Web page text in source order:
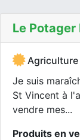
Le Potager
Agriculture
Je suis
St Vincent à
vendre mes...
Produits en